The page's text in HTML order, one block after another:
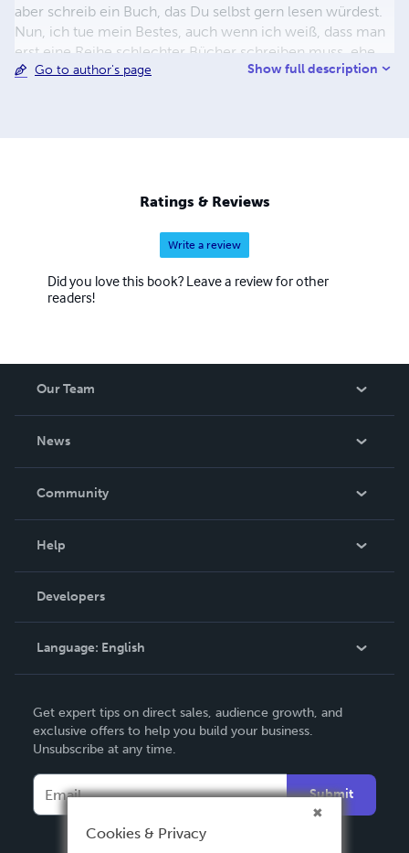
aber schreib ein Buch, das Du selbst gern lesen würdest.
Nun, ich tue mein Bestes, auch wenn ich weiß, dass man
erst eine Reihe schlechter Bücher schreiben muss, ehe
man ein gutes Buch schreiben kann und man muss eine
Menschen auf der Straße, so möchte ich auch jeden
Menschen mit meinen Büchern ansprechen. Das Buch
soll seinen interessierten Leser finden.
Go to author's page Show full description
Ratings & Reviews
Write a review
Did you love this book? Leave a review for other
readers!
Our Team
News
In The News
Community
Podcast
Help
Order Lookup
Knowledge Base
Contact Support
Developers
Language: English
Deutsch
Français
Español
Get expert tips on direct sales, audience growth, and
exclusive offers to help you build your business.
Unsubscribe at any time.
Submit
Cookies & Privacy